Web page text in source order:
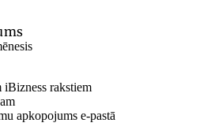
rakstiem
apkopojums e-pastā